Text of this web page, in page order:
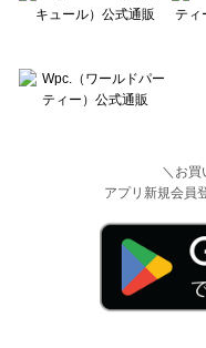
＼お買
アプリ新規会員